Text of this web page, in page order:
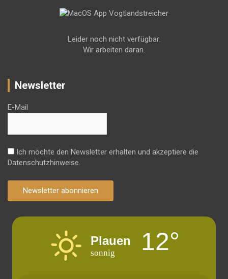
Leider noch nicht verfügbar.
Wir arbeiten daran.
Newsletter
E-Mail
Ich möchte den Newsletter erhalten und akzeptiere die
Datenschutzhinweise.
Newsletter abonnieren
Plauen
sonnig 12°